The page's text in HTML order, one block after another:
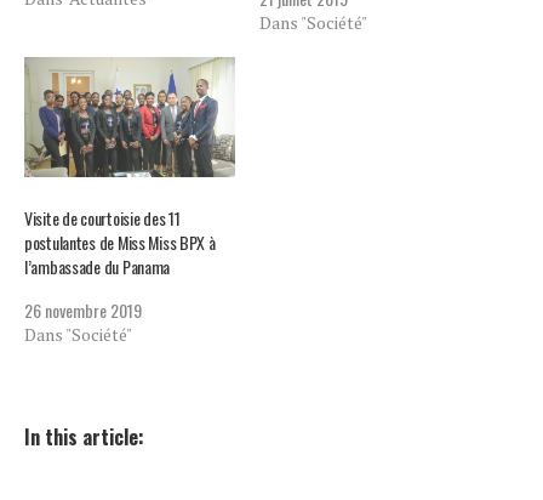
Dans "Société"
Visite de courtoisie des 11
postulantes de Miss Miss BPX à
l’ambassade du Panama
26 novembre 2019
Dans "Société"
In this article: